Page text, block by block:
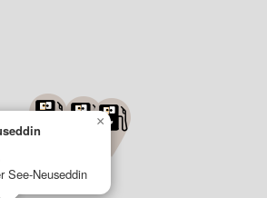
See-Neuseddin
×